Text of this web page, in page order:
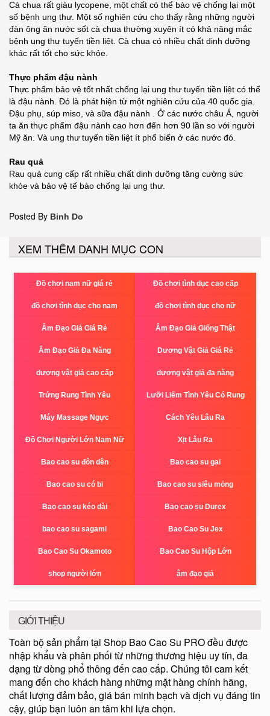
Cà chua rất giàu lycopene, một chất có thể bảo vệ chống lại một
số bệnh ung thư. Một số nghiên cứu cho thấy rằng những người
đàn ông ăn nước sốt cà chua thường xuyên ít có khả năng mắc
bệnh ung thư tuyến tiền liệt. Cà chua có nhiều chất dinh dưỡng
khác rất tốt cho sức khỏe.
Thực phẩm đậu nành
Thực phẩm bảo vệ tốt nhất chống lại ung thư tuyến tiền liệt có thể
là đậu nành. Đó là phát hiện từ một nghiên cứu của 40 quốc gia.
Đậu phụ, súp miso, và sữa đậu nành . Ở các nước châu Á, người
ta ăn thực phẩm đậu nành cao hơn đến hơn 90 lần so với người
Mỹ ăn. Và ung thư tuyến tiền liệt ít phổ biến ở các nước đó.
Rau quả
Rau quả cung cấp rất nhiều chất dinh dưỡng tăng cường sức
khỏe và bảo vệ tế bào chống lại ung thư.
Posted By Binh Do
XEM THÊM DANH MỤC CON
Đồ chơi nam nữ giá rẻ Đồ chơi tình dục cao cấp
đồ chơi tình dục cho nam đồ chơi tình dục cho nữ
Âm Đạo Giả Giá Rẻ Âm Đạo Giả Giống Thật
Âm Đạo Giả Đa Năng Dương Vật Giả Giá Rẻ
dương vật giả cao cấp dương vật giả đa năng
Trứng Rung Tình Yêu Lưỡi Liếm Tình Yêu Có Rung
Máy Massage Ngực Cách Yêu Lâu Ra
Đồ Chơi Người Lớn Nam Nữ Xịt Lâu Ra
Bao cao su đôn dên Bao cao su gai
Bao cao su có bi Bao cao su siêu mỏng
Bao cao su kéo dài Bao cao su Durex
bao cao su sagami Bao Cao Su Jex
Bao Cao Su Okamoto Bao Cao Su Hộp Lớn
shop người lớn âm đạo giả
GIỚI THIỆU
Toàn bộ sản phẩm tại Shop Bao Cao Su PRO đều được
nhập khẩu và phân phối từ những thương hiệu uy tín, đa
dạng từ dòng phổ thông đến cao cấp. Chúng tôi cam kết
mang đến cho khách hàng những mặt hàng chính hãng,
chất lượng đảm bảo, giá bán minh bạch và dịch vụ đáng tin
cậy, giúp bạn luôn an tâm khi lựa chọn.